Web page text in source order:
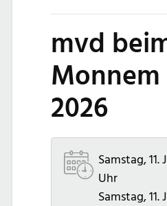
mvd
Monnem
2026
Samstag, 11.
Uhr
Samstag, 11.